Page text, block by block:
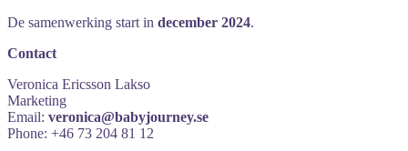
De samenwerking start in december 2024.
Contact
Veronica Ericsson Lakso
Marketing
Email: veronica@babyjourney.se
Phone: +46 73 204 81 12